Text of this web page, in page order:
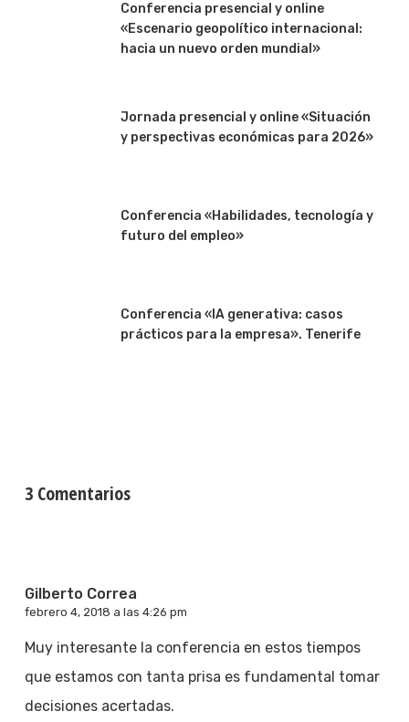
Conferencia presencial y online
«Escenario geopolítico internacional:
hacia un nuevo orden mundial»
Jornada presencial y online «Situación
y perspectivas económicas para 2026»
Conferencia «Habilidades, tecnología y
futuro del empleo»
Conferencia «IA generativa: casos
prácticos para la empresa». Tenerife
3 Comentarios
Gilberto Correa
febrero 4, 2018 a las 4:26 pm
Muy interesante la conferencia en estos tiempos
que estamos con tanta prisa es fundamental tomar
decisiones acertadas.